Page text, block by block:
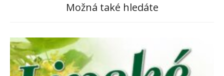
Možná také hledáte